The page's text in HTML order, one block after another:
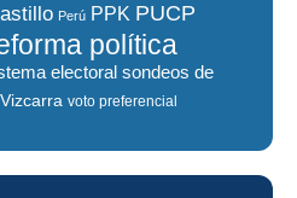
Perú PPK PUCP
política
electoral sondeos de
Vizcarra voto preferencial